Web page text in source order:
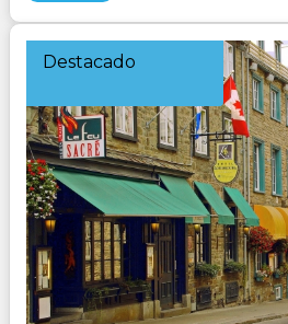
Destacado